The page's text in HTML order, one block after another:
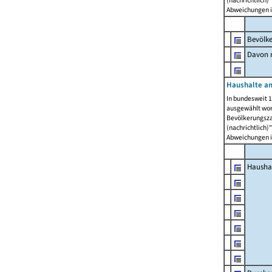
Abweichungen
Davon
Haushalte
In bundesweit
ausgewählt
Abweichungen